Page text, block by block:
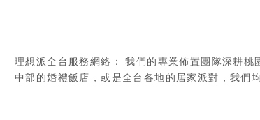
理想派全台服務網絡： 我們的專業佈置團隊深耕
中部的婚禮飯店，或是全台各地的居家派對，我們